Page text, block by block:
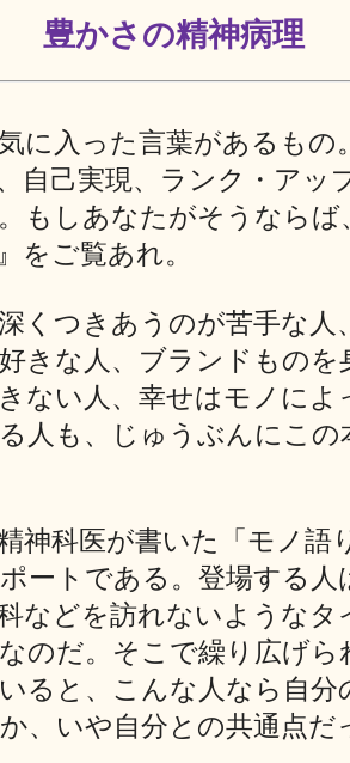
豊かさの精神病理
に入った言葉があるもの
自己実現、ランク・アッ
もしあなたがそうならば
をご覧あれ。
くつきあうのが苦手な人
きな人、ブランドものを
ない人、幸せはモノによ
人も、じゅうぶんにこの
神科医が書いた「モノ語
ートである。登場する人
などを訪れないようなタ
のだ。そこで繰り広げら
ると、こんな人なら自分
、いや自分との共通点だ